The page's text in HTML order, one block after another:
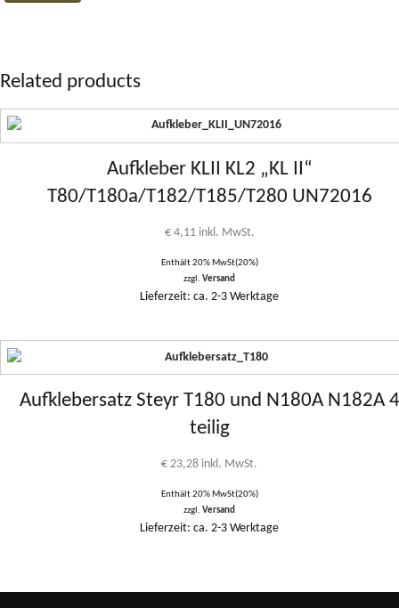
Related products
Aufkleber KLII KL2 „KL II“
T80/T180a/T182/T185/T280 UN72016
€4,11 inkl. MwSt.
Enthält 20% MwSt(20%)
zzgl.Versand
Lieferzeit: ca. 2-3 Werktage
Aufklebersatz Steyr T180 und N180A N182A 4
teilig
€ 23,28 inkl. MwSt.
Enthält 20% MwSt(20%)
zzgl.Versand
Lieferzeit: ca. 2-3 Werktage